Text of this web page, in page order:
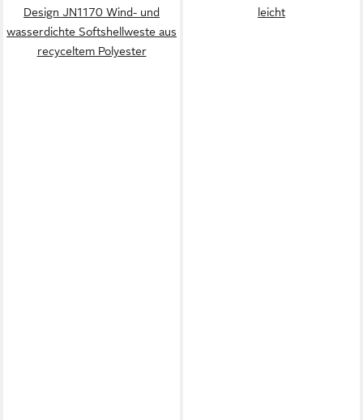
Design JN1170 Wind- und
wasserdichte Softshellweste aus
recyceltem Polyester
leicht